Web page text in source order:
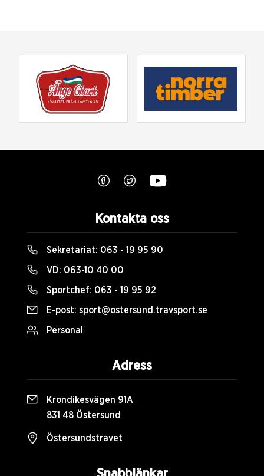
Kontakta oss
Sekretariat: 063 - 19 95 90
VD: 063-10 40 00
Sportchef: 063 - 19 95 92
E-post: sport@ostersund.travsport.se
Personal
Adress
Krondikesvägen 91A
831 48 Östersund
Östersundstravet